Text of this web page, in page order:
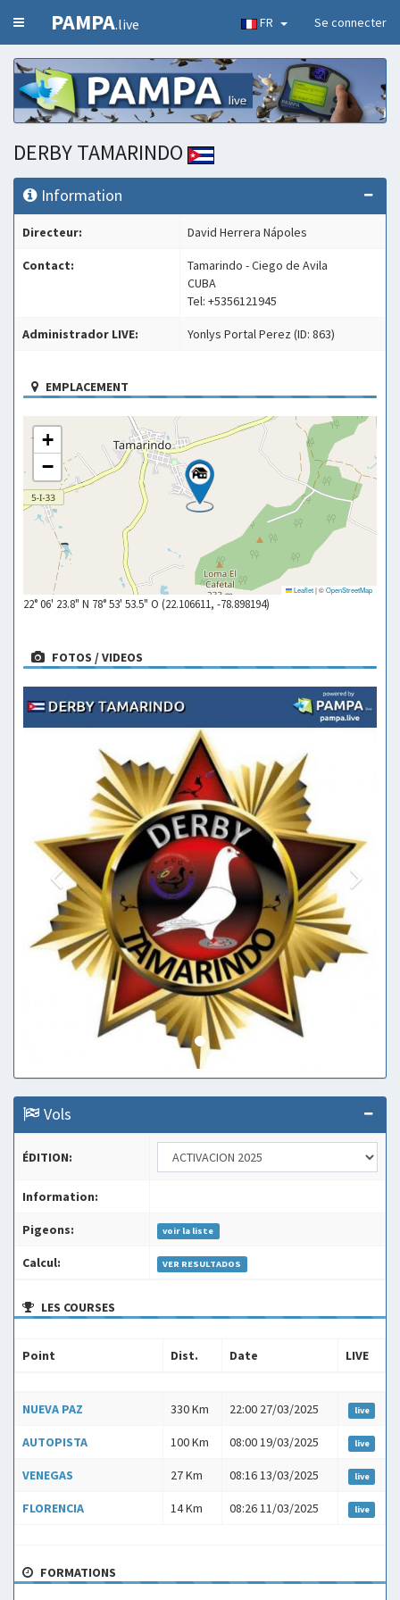
PAMPA.live FR Se connecter
DERBY TAMARINDO
Information
Directeur: David Herrera Nápoles
Contact:
Tamarindo - Ciego de Avila
CUBA
Tel: +5356121945
Administrador LIVE: Yonlys Portal Perez (ID: 863)
EMPLACEMENT
+
−
Leaflet|©OpenStreetMap
22° 06' 23.8" N 78° 53' 53.5" O (22.106611, -78.898194)
FOTOS / VIDEOS
Vols
ÉDITION:
Information:
Pigeons: voir la liste
Calcul: VER RESULTADOS
LES COURSES
Point Dist. Date LIVE
LIVE
NUEVA PAZ 330 Km 22:00 27/03/2025 live
AUTOPISTA 100 Km 08:00 19/03/2025 live
VENEGAS 27 Km 08:16 13/03/2025 live
FLORENCIA 14 Km 08:26 11/03/2025 live
FORMATIONS